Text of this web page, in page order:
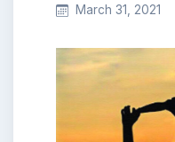
March 31, 2021